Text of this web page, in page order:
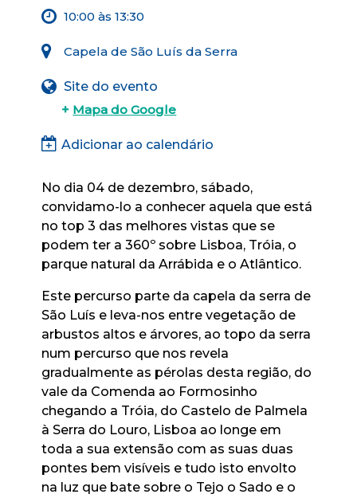
10:00 às 13:30
Capela de São Luís da Serra
Site do evento
+ Mapa do Google
Adicionar ao calendário
No dia 04 de dezembro, sábado,
convidamo-lo a conhecer aquela que está
no top 3 das melhores vistas que se
podem ter a 360º sobre Lisboa, Tróia, o
parque natural da Arrábida e o Atlântico.
Este percurso parte da capela da serra de
São Luís e leva-nos entre vegetação de
arbustos altos e árvores, ao topo da serra
num percurso que nos revela
gradualmente as pérolas desta região, do
vale da Comenda ao Formosinho
chegando a Tróia, do Castelo de Palmela
à Serra do Louro, Lisboa ao longe em
toda a sua extensão com as suas duas
pontes bem visíveis e tudo isto envolto
na luz que bate sobre o Tejo o Sado e o